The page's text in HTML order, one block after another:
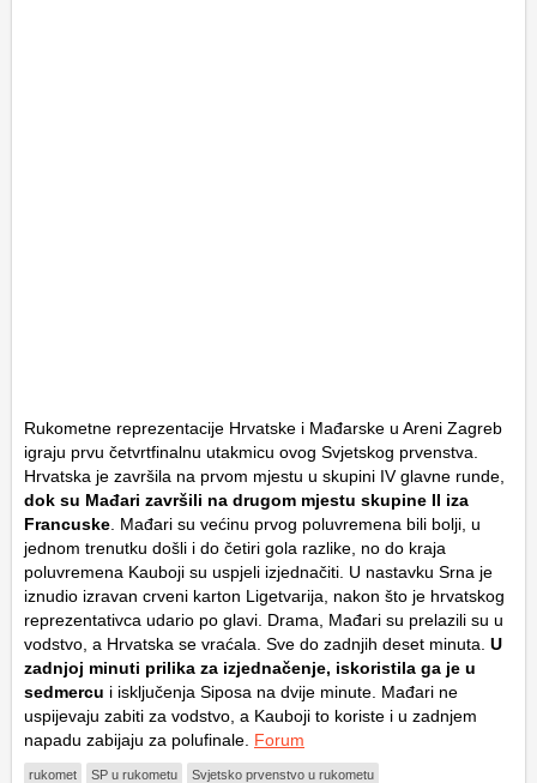
Rukometne reprezentacije Hrvatske i Mađarske u Areni Zagreb
igraju prvu četvrtfinalnu utakmicu ovog Svjetskog prvenstva.
Hrvatska je završila na prvom mjestu u skupini IV glavne runde,
dok su Mađari završili na drugom mjestu skupine II iza
Francuske . Mađari su većinu prvog poluvremena bili bolji, u
jednom trenutku došli i do četiri gola razlike, no do kraja
poluvremena Kauboji su uspjeli izjednačiti. U nastavku Srna je
iznudio izravan crveni karton Ligetvarija, nakon što je hrvatskog
reprezentativca udario po glavi. Drama, Mađari su prelazili su u
vodstvo, a Hrvatska se vraćala. Sve do zadnjih deset minuta. U
zadnjoj minuti prilika za izjednačenje, iskoristila ga je u
sedmercu i isključenja Siposa na dvije minute. Mađari ne
uspijevaju zabiti za vodstvo, a Kauboji to koriste i u zadnjem
napadu zabijaju za polufinale. Forum
rukomet SP u rukometu Svjetsko prvenstvo u rukometu